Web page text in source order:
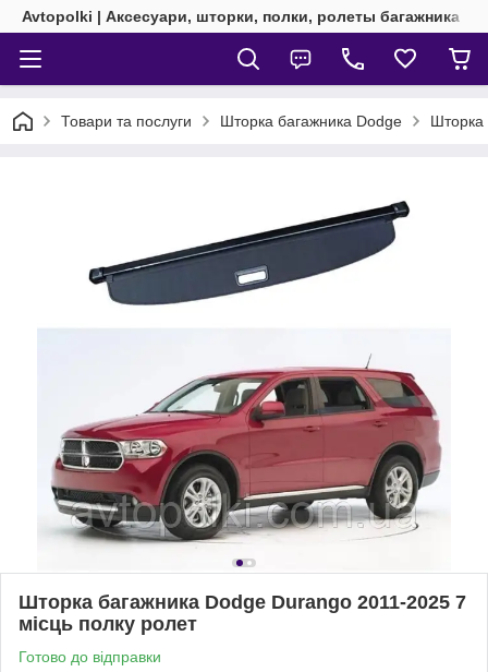
Avtopolki | Аксесуари, шторки, полки, ролеты багажника
Товари та послуги Шторка багажника Dodge Шторка
Шторка багажника Dodge Durango 2011-2025 7
місць полку ролет
Готово до відправки